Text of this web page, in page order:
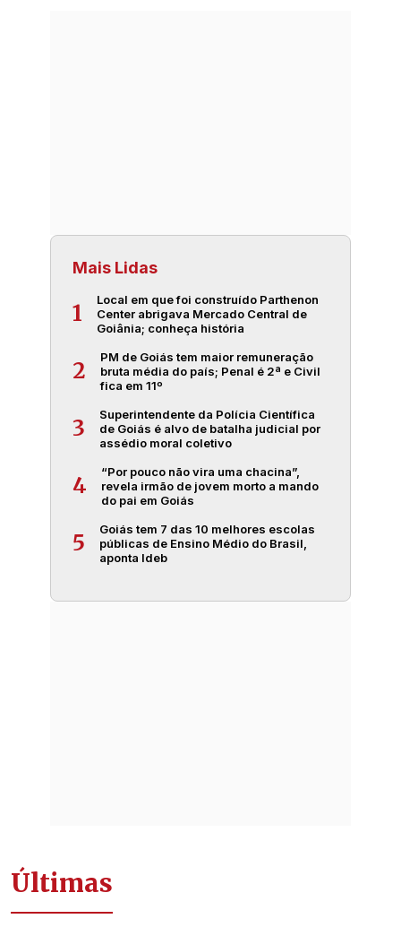
Mais Lidas
1
Local em que foi construído Parthenon
Center abrigava Mercado Central de
Goiânia; conheça história
2
PM de Goiás tem maior remuneração
bruta média do país; Penal é 2ª e Civil
fica em 11º
3
Superintendente da Polícia Científica
de Goiás é alvo de batalha judicial por
assédio moral coletivo
4
“Por pouco não vira uma chacina”,
revela irmão de jovem morto a mando
do pai em Goiás
5
Goiás tem 7 das 10 melhores escolas
públicas de Ensino Médio do Brasil,
aponta Ideb
Últimas